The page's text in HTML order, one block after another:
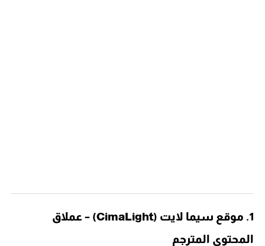
1. موقع سيما لايت (CimaLight) – عملاق
المحتوى المترجم